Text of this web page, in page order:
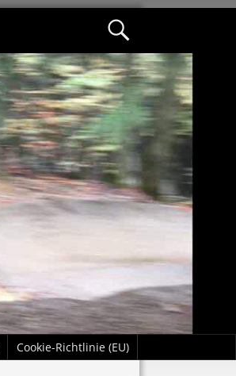
Cookie-Richtlinie (EU)